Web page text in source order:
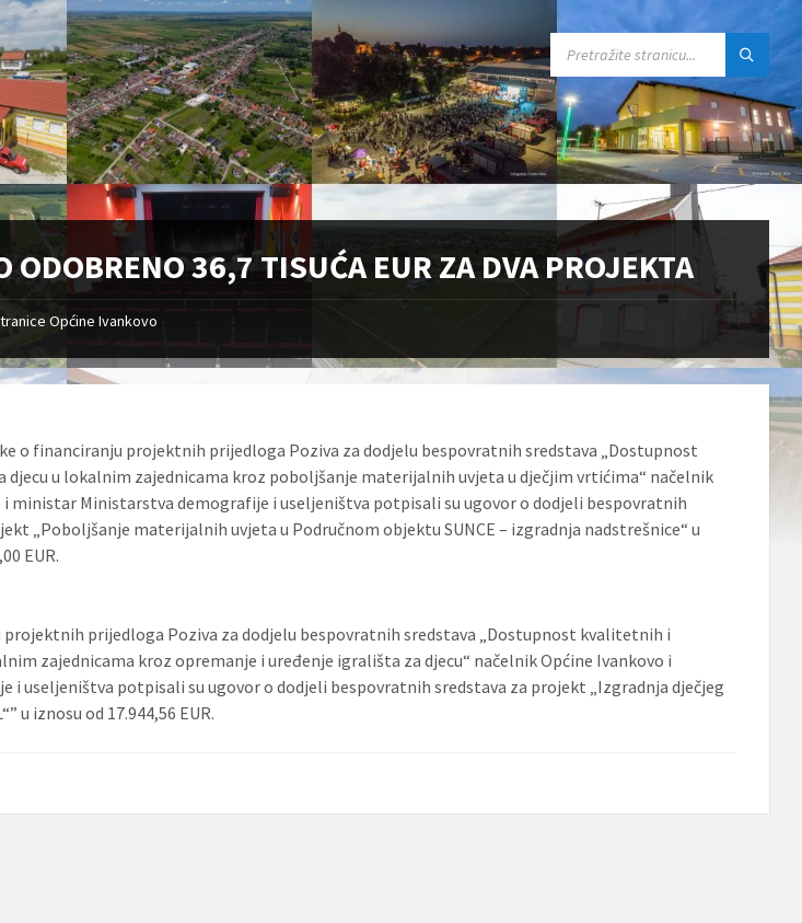
ODOBRENO 36,7 TISUĆA EUR ZA DVA PROJEKTA
Općine Ivankovo
o financiranju projektnih prijedloga Poziva za dodjelu bespovratnih sredstava „Dostupnost
djecu u lokalnim zajednicama kroz poboljšanje materijalnih uvjeta u dječjim vrtićima“ načelnik
i ministar Ministarstva demografije i useljeništva potpisali su ugovor o dodjeli bespovratnih
„Poboljšanje materijalnih uvjeta u Područnom objektu SUNCE – izgradnja nadstrešnice“ u
EUR.
prijedloga Poziva za dodjelu bespovratnih sredstava „Dostupnost kvalitetnih i
zajednicama kroz opremanje i uređenje igrališta za djecu“ načelnik Općine Ivankovo i
i useljeništva potpisali su ugovor o dodjeli bespovratnih sredstava za projekt „Izgradnja dječjeg
u iznosu od 17.944,56 EUR.